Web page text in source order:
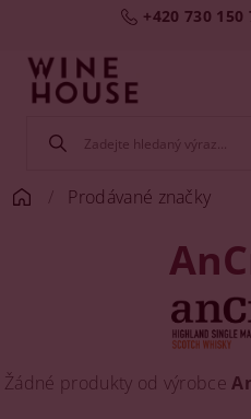
+420 730 150
Prodávané značky
Žádné produkty od výrobce